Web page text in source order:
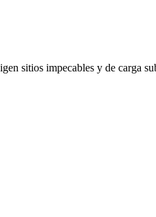
sitios impecables y de carga